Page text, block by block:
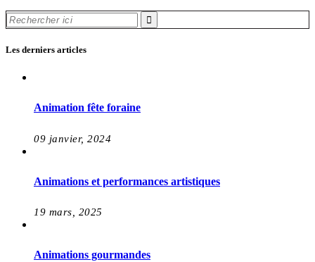
Recherche
pour
Les derniers articles
Animation fête foraine
09 janvier, 2024
Animations et performances artistiques
19 mars, 2025
Animations gourmandes